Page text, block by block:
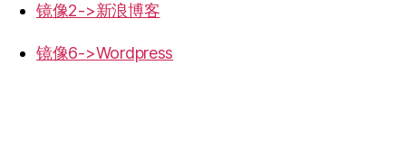
镜像2->新浪博客
镜像6->Wordpress